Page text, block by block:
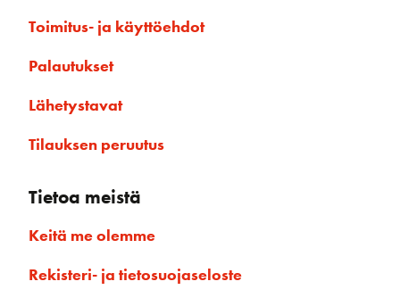
Toimitus- ja käyttöehdot
Palautukset
Lähetystavat
Tilauksen peruutus
Tietoa meistä
Keitä me olemme
Rekisteri- ja tietosuojaseloste